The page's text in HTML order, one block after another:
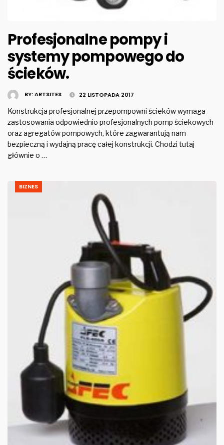
Profesjonalne pompy i
systemy pompowego do
ścieków.
BY:ARTSITES 22 LISTOPADA 2017
Konstrukcja profesjonalnej przepompowni ścieków wymaga
zastosowania odpowiednio profesjonalnych pomp ściekowych
oraz agregatów pompowych, które zagwarantują nam
bezpieczną i wydajną pracę całej konstrukcji. Chodzi tutaj
głównie o …
BIZNES